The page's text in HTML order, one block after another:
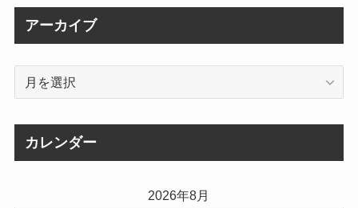
アーカイブ
カレンダー
2026年8月